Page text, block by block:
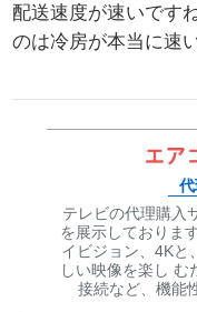
配送速度が速いです
のは冷房が本当に速
テレビの代理購入
を展示しておりま
イビジョン、4Kと
しい映像を楽し む
接続など、機能